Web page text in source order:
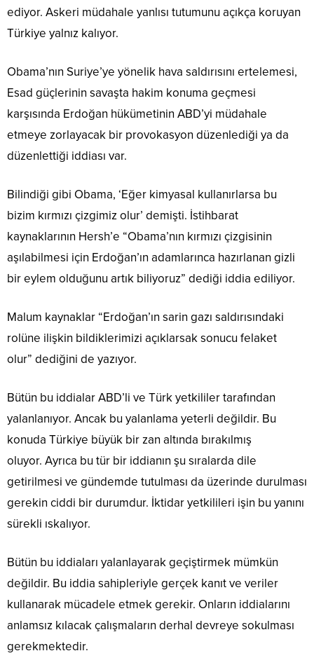
ediyor. Askeri müdahale yanlısı tutumunu açıkça koruyan
Türkiye yalnız kalıyor.
Obama’nın Suriye’ye yönelik hava saldırısını ertelemesi,
Esad güçlerinin savaşta hakim konuma geçmesi
karşısında Erdoğan hükümetinin ABD’yi müdahale
etmeye zorlayacak bir provokasyon düzenlediği ya da
düzenlettiği iddiası var.
Bilindiği gibi Obama, ‘Eğer kimyasal kullanırlarsa bu
bizim kırmızı çizgimiz olur’ demişti. İstihbarat
kaynaklarının Hersh’e “Obama’nın kırmızı çizgisinin
aşılabilmesi için Erdoğan’ın adamlarınca hazırlanan gizli
bir eylem olduğunu artık biliyoruz” dediği iddia ediliyor.
Malum kaynaklar “Erdoğan’ın sarin gazı saldırısındaki
rolüne ilişkin bildiklerimizi açıklarsak sonucu felaket
olur” dediğini de yazıyor.
Bütün bu iddialar ABD’li ve Türk yetkililer tarafından
yalanlanıyor. Ancak bu yalanlama yeterli değildir. Bu
konuda Türkiye büyük bir zan altında bırakılmış
oluyor. Ayrıca bu tür bir iddianın şu sıralarda dile
getirilmesi ve gündemde tutulması da üzerinde durulması
gerekin ciddi bir durumdur. İktidar yetkilileri işin bu yanını
sürekli ıskalıyor.
Bütün bu iddiaları yalanlayarak geçiştirmek mümkün
değildir. Bu iddia sahipleriyle gerçek kanıt ve veriler
kullanarak mücadele etmek gerekir. Onların iddialarını
anlamsız kılacak çalışmaların derhal devreye sokulması
gerekmektedir.